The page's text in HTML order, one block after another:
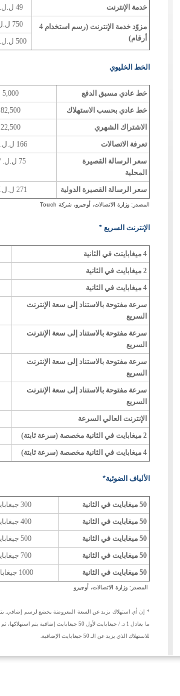
خدمة الإنترنت
49 ل.ل. / دقيقة (أقل من ساعة)
مزوّد خدمة الإنترنت (رسم استخدام 4
أرقام)
750 ل.ل. / ساعة (1 – 15 ساعة)
500 ل.ل. / ساعة (16 – 300 ساعة)
الخط الخليوي
خط عادي مسبق الدفع 5,000 ل.ل.
خط عادي بحسب الاستهلاك
82,500 ل.ل.
الاشتراك الشهري
22,500 ل.ل.
تعرفة الاتصالات
166 ل.ل. / دقيقة
سعر الرسالة القصيرة
المحلية
75 ل.ل. / رسالة
سعر الرسالة القصيرة الدولية 271 ل.ل./ رسالة
المصدر: وزارة الاتصالات، أوجيرو، شركة Touch
الإنترنت السريع *
4 ميغابايتت في الثانية
2 ميغابايت في الثانية
4 ميغابايت في الثانية
سرعة مفتوحة بالاستناد إلى سعة الإنترنت
السريع
سرعة مفتوحة بالاستناد إلى سعة الإنترنت
السريع
سرعة مفتوحة بالاستناد إلى سعة الإنترنت
السريع
سرعة مفتوحة بالاستناد إلى سعة الإنترنت
السريع
الإنترنت العالي السرعة
2 ميغابايت في الثانية مخصصة (سرعة ثابتة)
4 ميغابايت في الثانية مخصصة (سرعة ثابتة)
الألياف الضوئية*
50 ميغابايت في الثانية 300 جيغابايت
50 ميغابايت في الثانية
400 جيغابايت
50 ميغابايت في الثانية
500 جيغابايت
50 ميغابايت في الثانية
700 جيغابايت
50 ميغابايت في الثانية
1000 جيغابايت
المصدر: وزارة الاتصالات، أوجيرو
للاستهلاك الذي يزيد عن الـ 50 جيغابايت الإضافية.